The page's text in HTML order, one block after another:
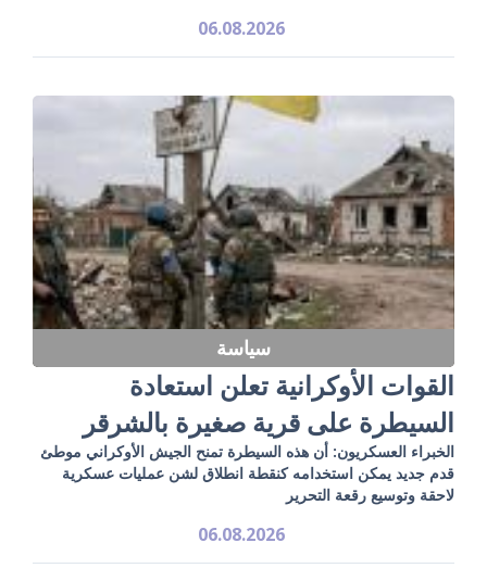
06.08.2026
سياسة
القوات الأوكرانية تعلن استعادة
السيطرة على قرية صغيرة بالشرقر
الخبراء العسكريون: أن هذه السيطرة تمنح الجيش الأوكراني موطئ
قدم جديد يمكن استخدامه كنقطة انطلاق لشن عمليات عسكرية
لاحقة وتوسيع رقعة التحرير
06.08.2026